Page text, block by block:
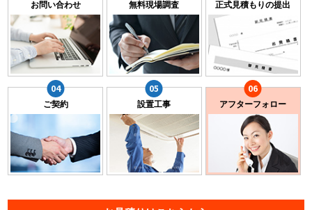
お問い合わせ 無料現場調査 正式見積もりの提出
ご契約 設置工事 アフターフォロー